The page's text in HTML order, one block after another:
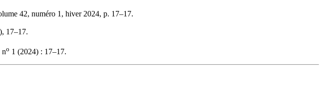
42, numéro 1, hiver 2024, p. 17–17.
17–17.
no 1 (2024) : 17–17.